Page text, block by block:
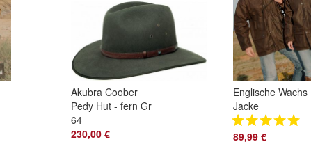
Akubra Coober
Pedy Hut - fern Gr
64
230,00 €
Englische Wachs
Jacke
89,99 €